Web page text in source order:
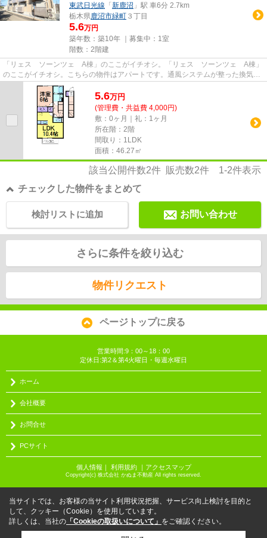
東武日光線 「 新鹿沼 」駅 車6分 2.7km
栃木県鹿沼市緑町 ３丁目
5.6万円
築年数：築10年 ｜募集中： 1室
階数：2階建
「リェス ソーンツェ A棟」のここがイチオシ。「リェス ソーンツェ A棟」
のここがイチオシ。こちらの物件はアパートです。通風システムが整った換気が
しやすいアパートです。駅周...
5.6万円
(管理費・共益費 4,000円)
敷：0ヶ月｜礼：1ヶ月
所在階：2階
間取り：1LDK
面積：46.27㎡
該当公開件数2件 販売数2件 1-2件表示
チェックした物件をまとめて
お問い合わせ
検討リストに追加
さらに条件を絞り込む
物件リクエスト
ページトップに戻る
営業時間:9：00～18：00
定休日:第2＆第4火曜日・毎週水曜日
ホーム
会社概要
お問合せ
PCサイト
個人情報 ｜ 利用規約｜ アクセスマップ
Copyright(c) 株式会社 かぬま不動産 All rights reserved.
当サイトでは、お客様の当サイト利用状況把握、サービス向上検討を目的と
して、クッキー（Cookie）を使用しています。
詳しくは、当社の 「Cookieの取扱いについて」 をご確認ください。